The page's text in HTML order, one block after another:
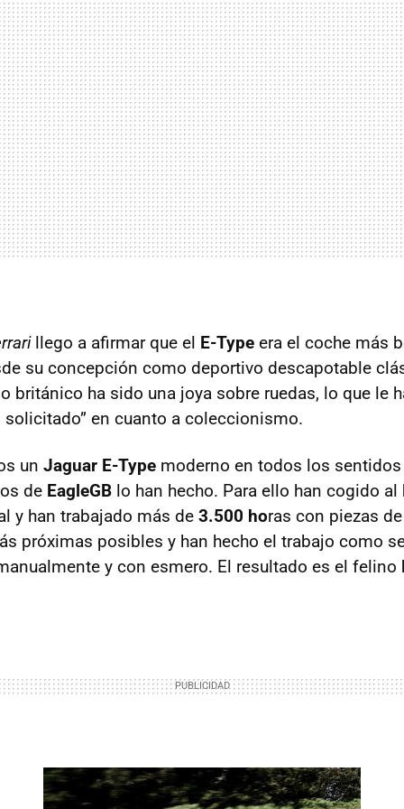
llego a afirmar que el E-Type era el coche más
su concepción como deportivo descapotable
británico ha sido una joya sobre ruedas, lo que le
solicitado” en cuanto a coleccionismo.
un Jaguar E-Type moderno en todos los
de EagleGB lo han hecho. Para ello han cogido al
y han trabajado más de 3.500 horas con piezas
próximas posibles y han hecho el trabajo como
y con esmero. El resultado es el felino